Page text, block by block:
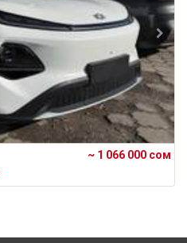
~ 1 066 000 сом